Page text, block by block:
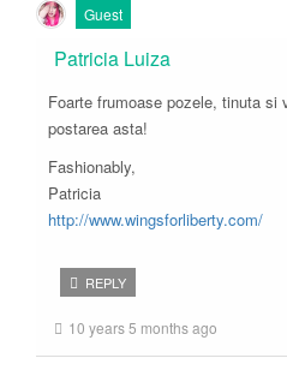
Guest
Patricia Luiza
Foarte frumoase pozele, tinuta si
postarea asta!
Fashionably,
Patricia
http://www.wingsforliberty.com/
REPLY
10 years 5 months ago